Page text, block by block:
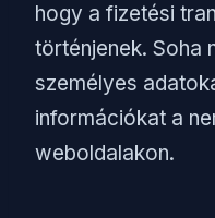
hogy a fizetési
történjenek. Soha
személyes
információkat a
weboldalakon.